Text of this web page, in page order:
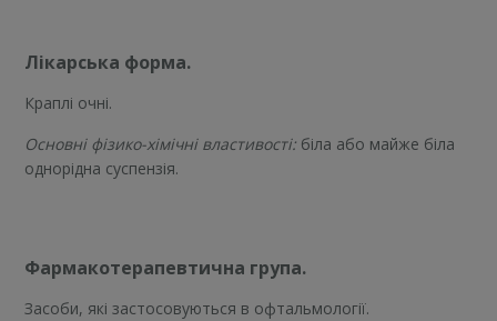
Лікарська форма.
Краплі очні.
Основні фізико-хімічні властивості: біла або майже біла
однорідна суспензія.
Фармакотерапевтична група.
Засоби, які застосовуються в офтальмології.